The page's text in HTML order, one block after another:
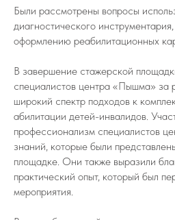
Были рассмотрены вопросы
диагностического
оформлению реабилитационных
В завершение стажерской
специалистов центра «Пышма» за
широкий спектр подходов к
абилитации детей-инвалидов.
профессионализм специалистов
знаний, которые были
площадке. Они также выразили
практический опыт, который был
мероприятия.